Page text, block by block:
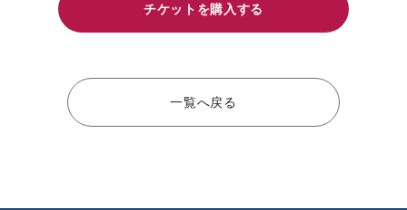
チケットを購入する
一覧へ戻る